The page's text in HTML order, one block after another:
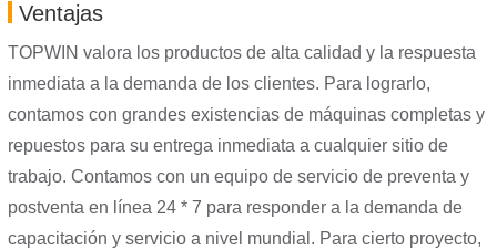
Ventajas
TOPWIN valora los productos de alta calidad y la respuesta
inmediata a la demanda de los clientes. Para lograrlo,
contamos con grandes existencias de máquinas completas y
repuestos para su entrega inmediata a cualquier sitio de
trabajo. Contamos con un equipo de servicio de preventa y
postventa en línea 24 * 7 para responder a la demanda de
capacitación y servicio a nivel mundial. Para cierto proyecto,